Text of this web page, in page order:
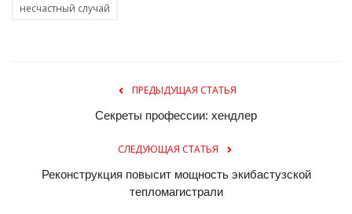
несчастный случай
ПРЕДЫДУЩАЯ СТАТЬЯ
Секреты профессии: хендлер
СЛЕДУЮЩАЯ СТАТЬЯ
Реконструкция повысит мощность экибастузской
тепломагистрали